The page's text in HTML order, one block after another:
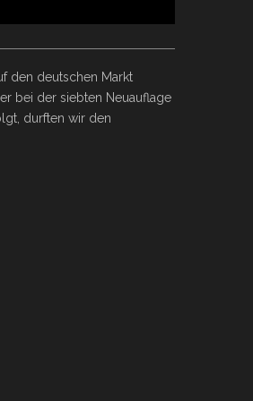
den deutschen Markt
bei der siebten Neuauflage
durften wir den